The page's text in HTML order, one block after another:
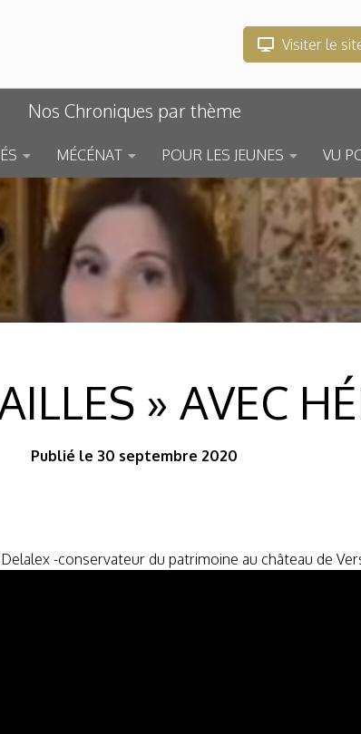
Visiter le
Nos Chroniques par thème
MÉCÉNAT POUR LES JEUNES VU
» AVEC
Publié le 30 septembre 2020
-conservateur du patrimoine au château de